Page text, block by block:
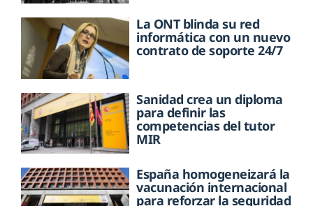
La ONT blinda su red
informática con un nuevo
contrato de soporte 24/7
Sanidad crea un diploma
para definir las
competencias del tutor
MIR
España homogeneizará la
vacunación internacional
para reforzar la seguridad